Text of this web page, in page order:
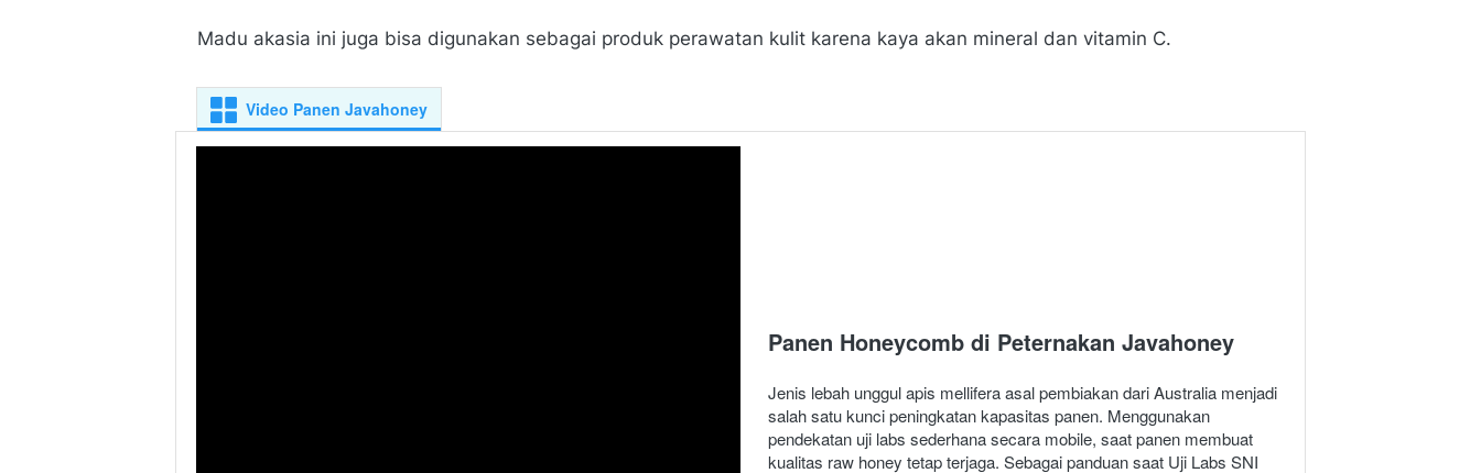
Madu akasia ini juga bisa digunakan sebagai produk perawatan kulit karena kaya akan mineral dan vitamin C.
Video Panen Javahoney
Panen Honeycomb di Peternakan Javahoney
Jenis lebah unggul apis mellifera asal pembiakan dari Australia menjadi
salah satu kunci peningkatan kapasitas panen. Menggunakan
pendekatan uji labs sederhana secara mobile, saat panen membuat
kualitas raw honey tetap terjaga. Sebagai panduan saat Uji Labs SNI